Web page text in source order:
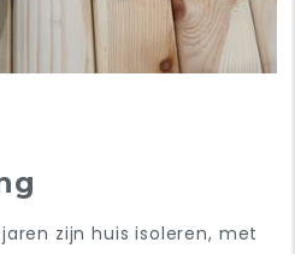
zijn huis isoleren, met